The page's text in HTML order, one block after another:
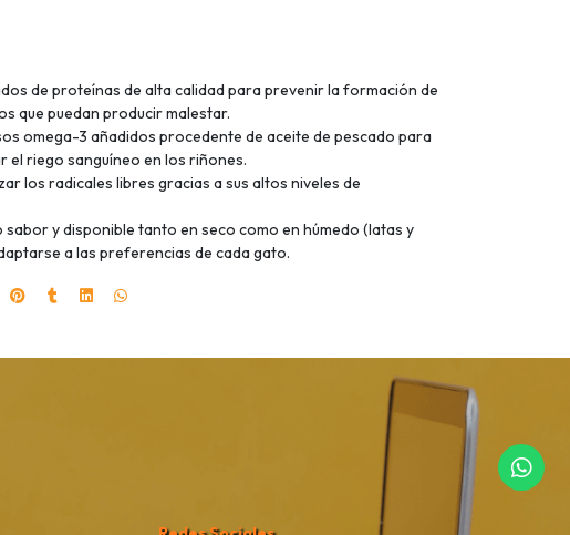
de proteínas de alta calidad para prevenir la formación de
que puedan producir malestar.
omega-3 añadidos procedente de aceite de pescado para
el riego sanguíneo en los riñones.
los radicales libres gracias a sus altos niveles de
sabor y disponible tanto en seco como en húmedo (latas y
a las preferencias de cada gato.